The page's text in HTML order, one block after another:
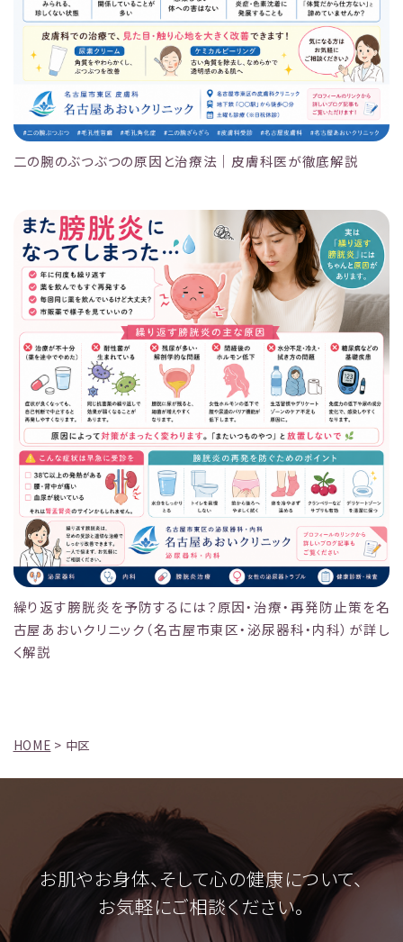
二の腕のぶつぶつの原因と治療法｜皮膚科医が徹底解説
繰り返す膀胱炎を予防するには？原因・治療・再発防止策を名
古屋あおいクリニック（名古屋市東区・泌尿器科・内科）が詳し
く解説
HOME > 中区
お肌やお身体、そして心の健康について、
お気軽にご相談ください。